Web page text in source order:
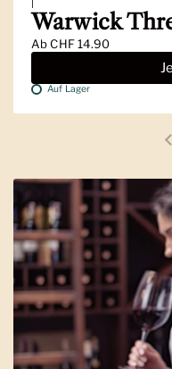
Warwick
AbCHF 14.90
Auf Lager